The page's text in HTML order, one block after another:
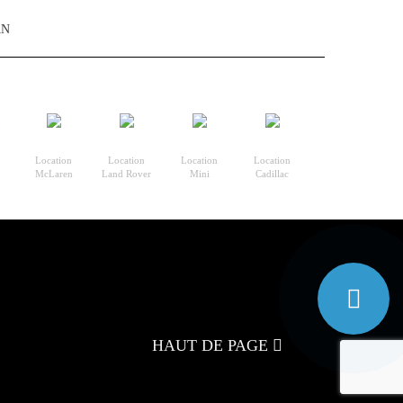
Location
McLaren
Location
Land Rover
Location
Mini
Location
Cadillac
HAUT DE PAGE